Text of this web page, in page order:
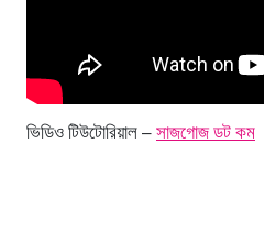
ভিডিও টিউটোরিয়াল – সাজগোজ ডট কম